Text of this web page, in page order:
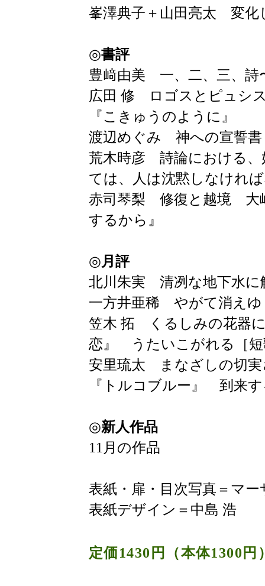
峯澤典子＋山田亮太 変
◎書評
豊﨑由美 一、二、三、
広田 修 ロゴスとピュシ
『こきゅうのように』
渡辺めぐみ 神への宣誓
荒木時彦 詩論における
ては、人は沈黙しなけれ
赤司琴梨 修復と越境 大
するから』
◎月評
北川朱実 清冽な地下水
一方井亜稀 やがて消え
笠木 拓 くるしみの花器
恋』 うたいこがれる［短
安里琉太 まなざしの切
『トルコブルー』 到来
◎新人作品
11月の作品
表紙・扉・目次写真＝マ
表紙デザイン＝中島 浩
定価1430円（本体1300円